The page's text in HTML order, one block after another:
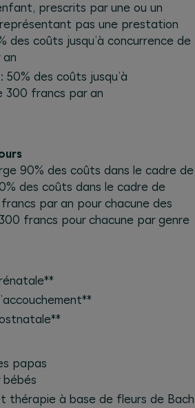
prescrits par une ou un
pas une prestation
des coûts jusqu’à concurrence de
50% des coûts jusqu’à
300 francs par an
90% des coûts dans le cadre de
des coûts dans le cadre de
par an pour chacune des
francs pour chacune par genre
papas
bébés
thérapie à base de fleurs de Bach